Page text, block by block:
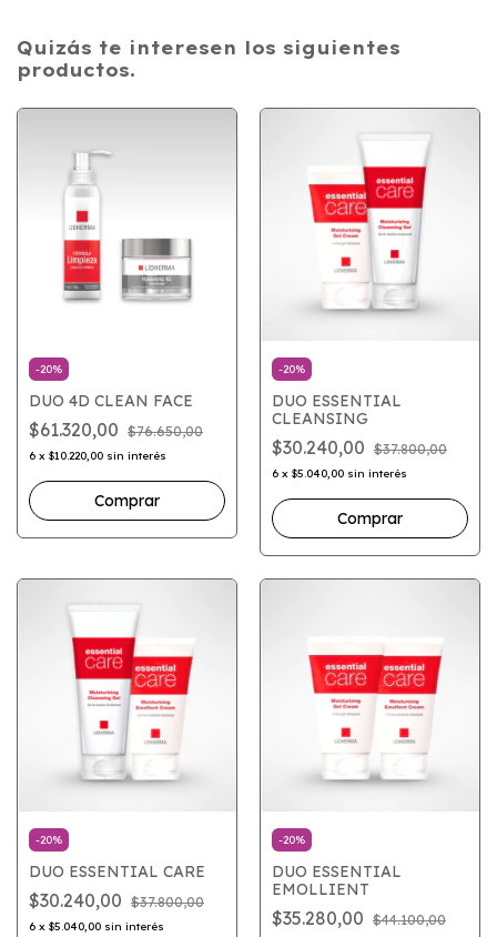
Quizás te interesen los siguientes
productos.
-20%
DUO 4D CLEAN FACE
$61.320,00 $76.650,00
6 x $10.220,00 sin interés
-20%
DUO ESSENTIAL
CLEANSING
$30.240,00 $37.800,00
6 x $5.040,00 sin interés
-20%
DUO ESSENTIAL CARE
$30.240,00 $37.800,00
6 x $5.040,00 sin interés
-20%
DUO ESSENTIAL
EMOLLIENT
$35.280,00 $44.100,00